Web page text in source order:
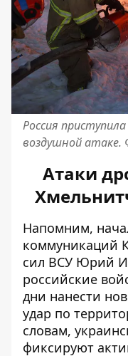
Россия
воздушной атаке.
Атаки
Напомним,
коммуникаций
сил ВСУ Юрий
российские
дни нанести
удар по
словам,
фиксируют